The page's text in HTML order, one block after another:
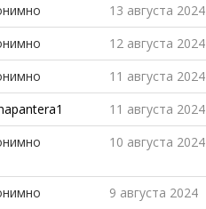
13 августа 2024
12 августа 2024
11 августа 2024
11 августа 2024
10 августа 2024
9 августа 2024